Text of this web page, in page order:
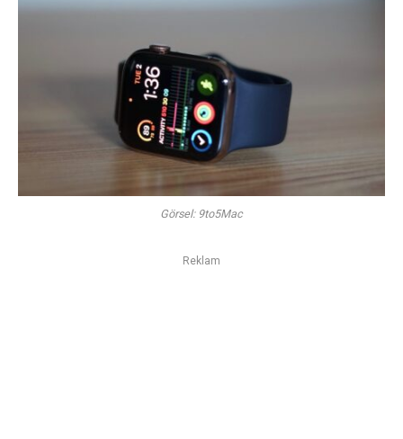
Görsel: 9to5Mac
Reklam